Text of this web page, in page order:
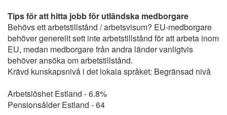
Tips för att hitta jobb för utländska medborgare
Behövs ett arbetstillstånd / arbetsvisum? EU-medborgare
behöver generellt sett inte arbetstillstånd för att arbeta inom
EU, medan medborgare från andra länder vanligtvis
behöver ansöka om arbetstillstånd.
Krävd kunskapsnivå i det lokala språket: Begränsad nivå
Arbetslöshet Estland - 6.8%
Pensionsålder Estland - 64